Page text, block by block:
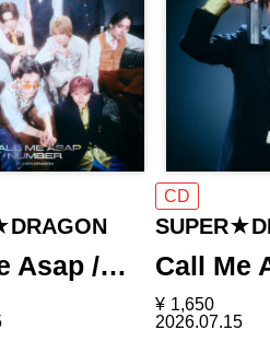
Asap /…
CD
Call Me
¥ 1,650
2026.07.15